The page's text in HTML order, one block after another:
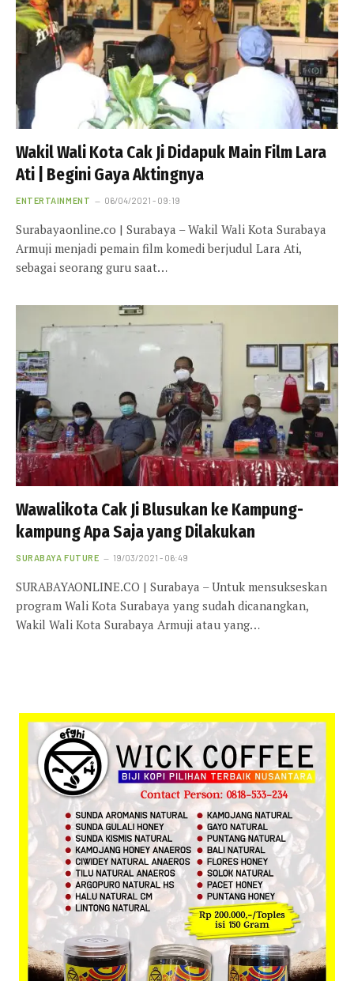
Wakil Wali Kota Cak Ji Didapuk Main Film Lara
Ati | Begini Gaya Aktingnya
ENTERTAINMENT 06/04/2021 - 09:19
Surabayaonline.co | Surabaya – Wakil Wali Kota Surabaya
Armuji menjadi pemain film komedi berjudul Lara Ati,
sebagai seorang guru saat…
Wawalikota Cak Ji Blusukan ke Kampung-
kampung Apa Saja yang Dilakukan
SURABAYA FUTURE 19/03/2021 - 06:49
SURABAYAONLINE.CO | Surabaya – Untuk mensukseskan
program Wali Kota Surabaya yang sudah dicanangkan,
Wakil Wali Kota Surabaya Armuji atau yang…